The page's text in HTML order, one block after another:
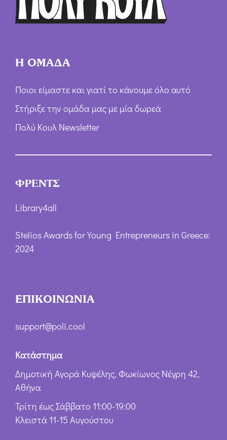
Η ΟΜΑΔΑ
Ποιοι είμαστε και γιατί το κάνουμε όλο αυτό
Στήριξε την ομάδα μας με μία δωρεά
Πολύ Κουλ Newsletter
ΦΡΕΝΤΣ
Library4all
Stelios Awards for Young Entrepreneurs in Greece:
2024
ΕΠΙΚΟΙΝΩΝΙΑ
support@poli.cool
Κατάστημα
Δημοτική Αγορά Κυψέλης, Φωκίωνος Νέγρη 42,
Αθήνα
Τρίτη έως Σάββατο 11:00-19:00
Κλειστά 11-15 Αυγούστου